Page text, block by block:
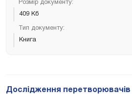
Розмір документу:
409 Кб
Тип документу:
Книга
Дослідження перетворювачів